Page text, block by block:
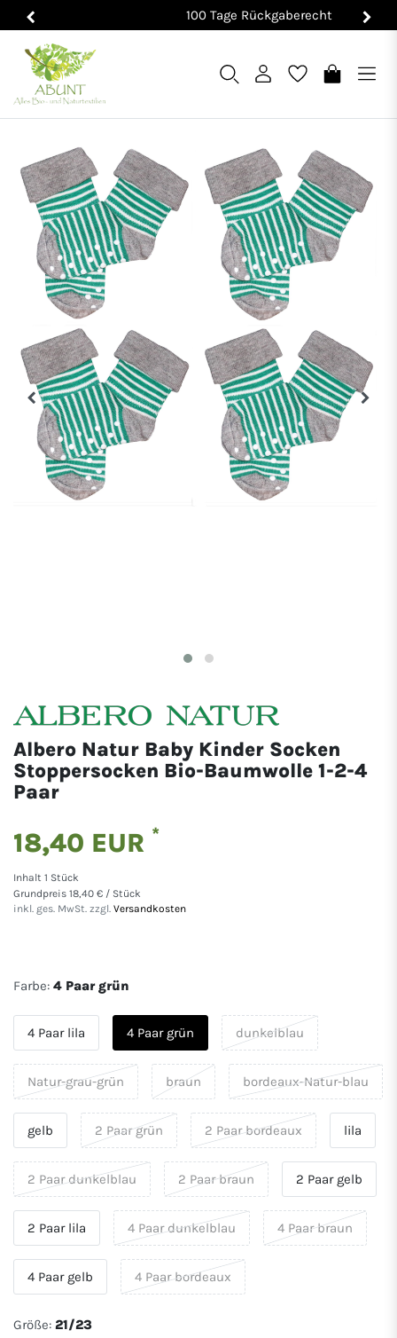
100 Tage Rückgaberecht
Albero Natur Baby Kinder Socken
Stoppersocken Bio-Baumwolle 1-2-4
Paar
18,40 EUR *
Inhalt 1 Stück
Grundpreis 18,40 € / Stück
inkl. ges. MwSt. zzgl. Versandkosten
Farbe: 4 Paar grün
4 Paar lila 4 Paar grün dunkelblau
Natur-grau-grün braun bordeaux-Natur-blau
gelb 2 Paar grün 2 Paar bordeaux lila
2 Paar dunkelblau 2 Paar braun 2 Paar gelb
2 Paar lila 4 Paar dunkelblau 4 Paar braun
4 Paar gelb 4 Paar bordeaux
Größe: 21/23